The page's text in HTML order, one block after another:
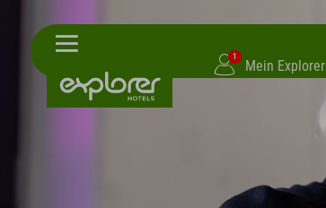
1
Mein Explorer